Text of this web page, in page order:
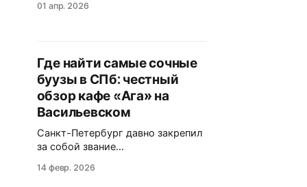
это чашка горячего зелёного чая
автор видео «Бурятские буузы в
Питере» переступила порог кафе
«Бууза Рум» в Санкт-Петербурге.
Что получилось из этой
гастрономической встречи
01 апр. 2026
Где найти самые сочные
буузы в СПб: честный
обзор кафе «Ага» на
Васильевском
Санкт-Петербург давно закрепил
за собой звание
даже здесь, среди тысяч кофеен и
14 февр. 2026